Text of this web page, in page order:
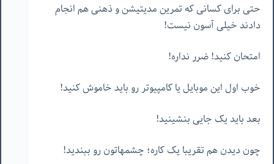
حتی برای کسانی که تمرین مدیتیشن و ذهنی هم انجام
دادند خیلی آسون نیست!
امتحان کنید! ضرر نداره!
خوب اول این موبایل یا کامپیوتر رو باید خاموش کنید!
بعد باید یک جایی بنشینید!
چون دیدن هم تقریبا یک کاره؛ چشمهاتون رو ببندید!